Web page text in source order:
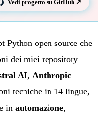
Vedi progetto su GitHub ↗
Python open source che
dei miei repository
AI, Anthropic
tecniche in 14 lingue,
in automazione,